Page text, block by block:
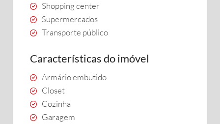
Shopping center
Supermercados
Transporte público
Características do imóvel
Armário embutido
Closet
Cozinha
Garagem